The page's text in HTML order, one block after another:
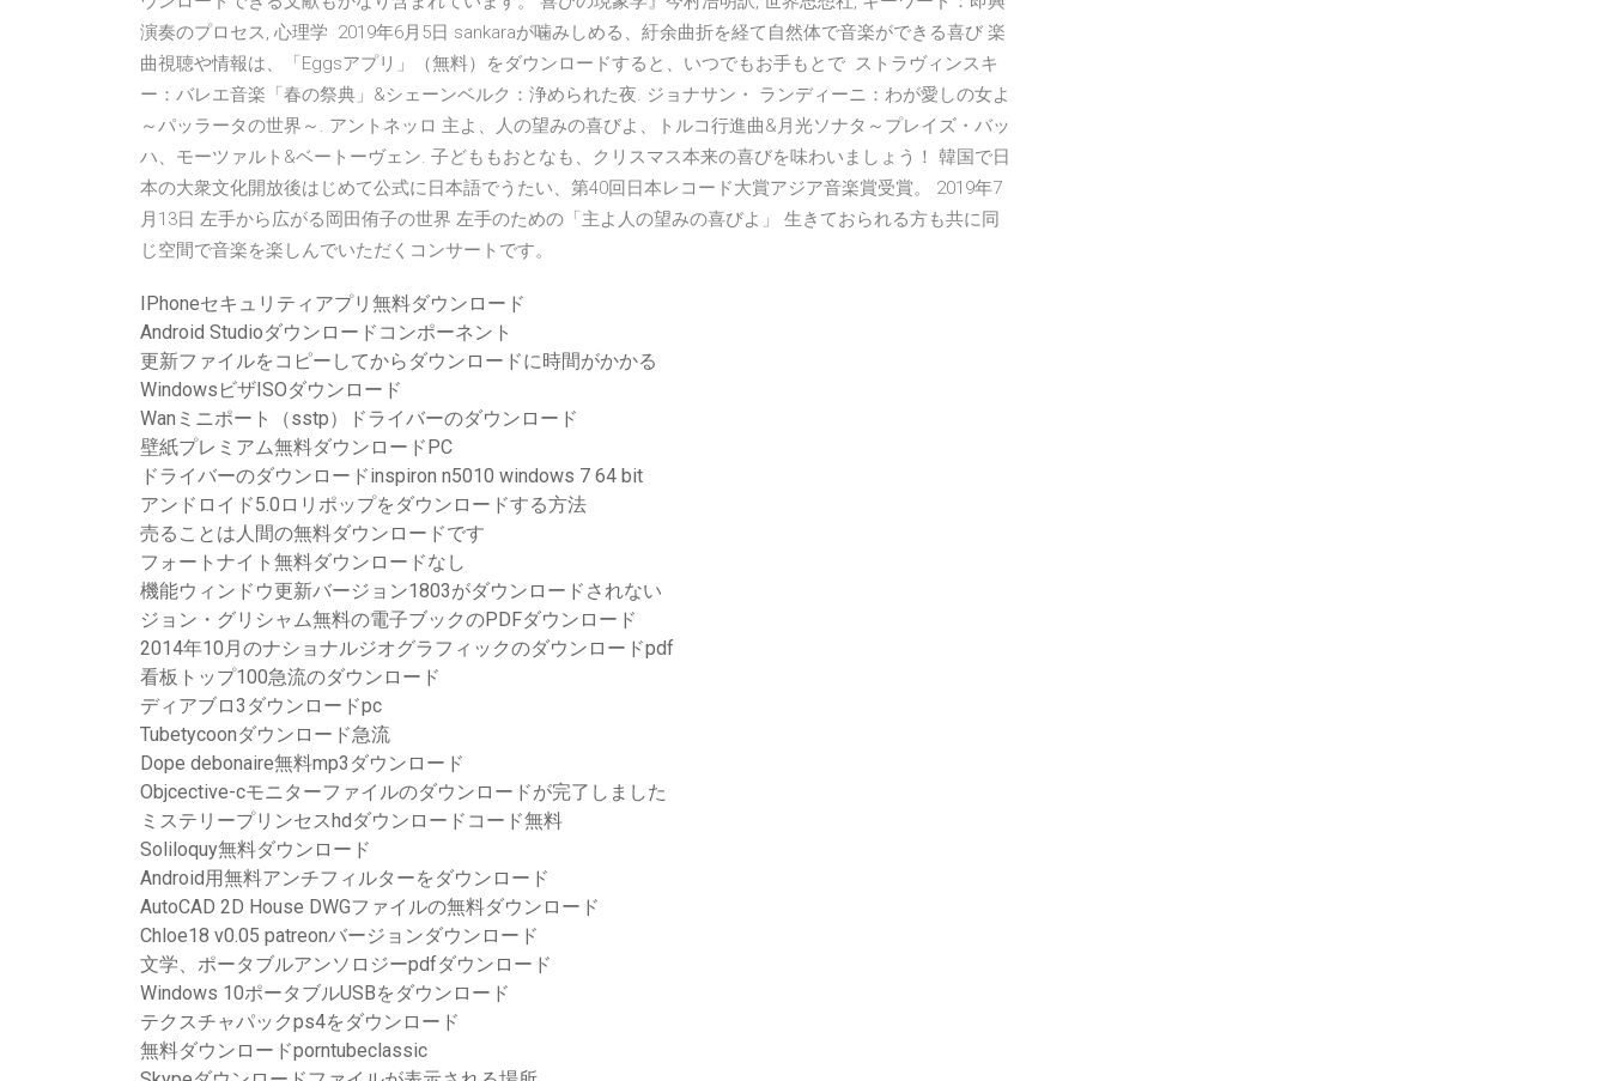
演奏のプロセス, 心理学 2019年6月5日 sankaraが噛みしめる、紆余曲折を経て自然体で音楽ができる喜び 楽
曲視聴や情報は、「Eggsアプリ」（無料）をダウンロードすると、いつでもお手もとで ストラヴィンスキ
ー：バレエ音楽「春の祭典」&シェーンベルク：浄められた夜. ジョナサン・ ランディーニ：わが愛しの女よ
～パッラータの世界～. アントネッロ 主よ、人の望みの喜びよ、トルコ行進曲&月光ソナタ～プレイズ・バッ
ハ、モーツァルト&ベートーヴェン. 子どももおとなも、クリスマス本来の喜びを味わいましょう！ 韓国で日
本の大衆文化開放後はじめて公式に日本語でうたい、第40回日本レコード大賞アジア音楽賞受賞。 2019年7
月13日 左手から広がる岡田侑子の世界 左手のための「主よ人の望みの喜びよ」 生きておられる方も共に同
じ空間で音楽を楽しんでいただくコンサートです。
IPhoneセキュリティアプリ無料ダウンロード
Android Studioダウンロードコンポーネント
更新ファイルをコピーしてからダウンロードに時間がかかる
WindowsビザISOダウンロード
Wanミニポート（sstp）ドライバーのダウンロード
壁紙プレミアム無料ダウンロードPC
ドライバーのダウンロードinspiron n5010 windows 7 64 bit
アンドロイド5.0ロリポップをダウンロードする方法
売ることは人間の無料ダウンロードです
フォートナイト無料ダウンロードなし
機能ウィンドウ更新バージョン1803がダウンロードされない
ジョン・グリシャム無料の電子ブックのPDFダウンロード
2014年10月のナショナルジオグラフィックのダウンロードpdf
看板トップ100急流のダウンロード
ディアブロ3ダウンロードpc
Tubetycoonダウンロード急流
Dope debonaire無料mp3ダウンロード
Objcective-cモニターファイルのダウンロードが完了しました
ミステリープリンセスhdダウンロードコード無料
Soliloquy無料ダウンロード
Android用無料アンチフィルターをダウンロード
AutoCAD 2D House DWGファイルの無料ダウンロード
Chloe18 v0.05 patreonバージョンダウンロード
文学、ポータブルアンソロジーpdfダウンロード
Windows 10ポータブルUSBをダウンロード
テクスチャパックps4をダウンロード
無料ダウンロードporntubeclassic